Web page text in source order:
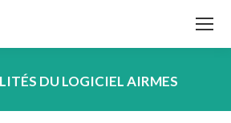
DU LOGICIEL AIRMES